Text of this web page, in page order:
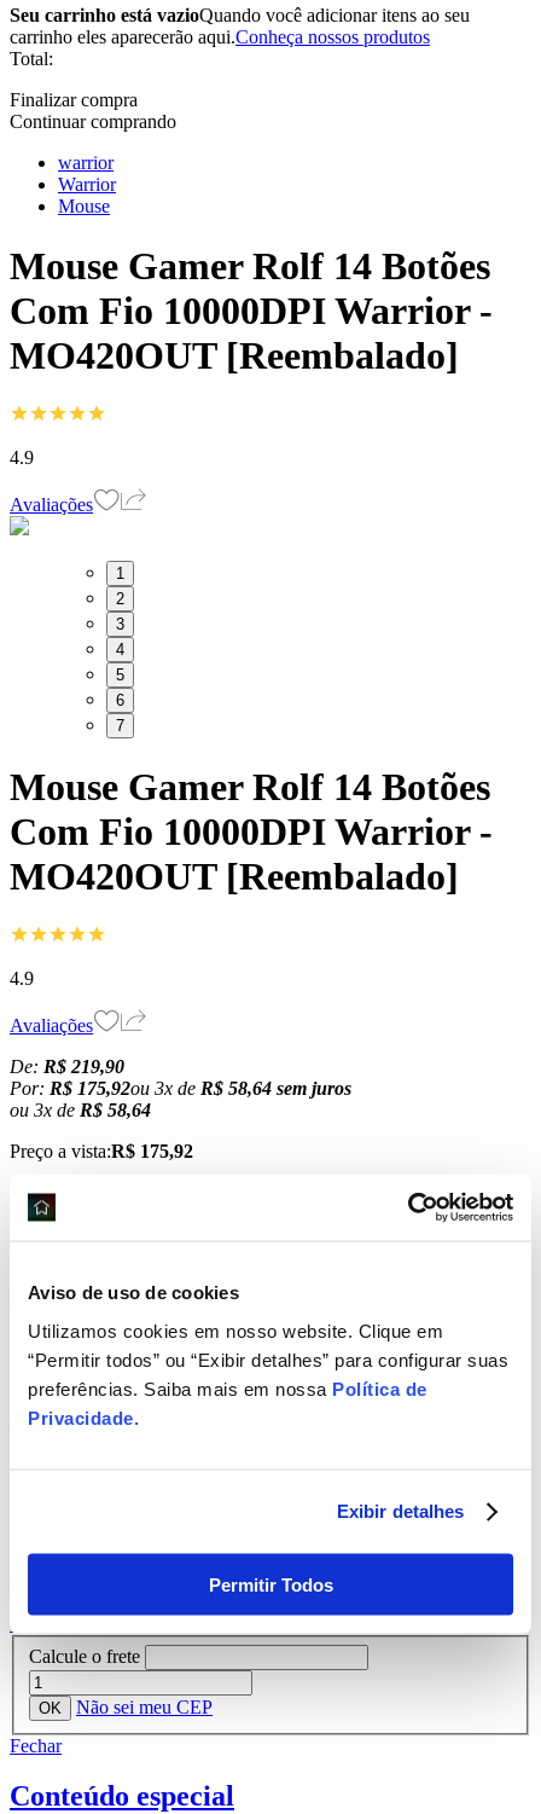
Aviso de uso de cookies
Utilizamos cookies em nosso website. Clique em
“Permitir todos” ou “Exibir detalhes” para configurar suas
preferências. Saiba mais em nossa Política de
Privacidade
Exibir detalhes
Permitir Todos
Seu carrinho está vazioQuando você adicionar itens ao seu
carrinho eles aparecerão aqui.Conheça nossos produtos
Total:
Finalizar compra
Continuar comprando
warrior
Warrior
Mouse
Mouse Gamer Rolf 14 Botões
Com Fio 10000DPI Warrior -
MO420OUT [Reembalado]
4.9
Avaliações
1
2
3
4
5
6
7
Mouse Gamer Rolf 14 Botões
Com Fio 10000DPI Warrior -
MO420OUT [Reembalado]
4.9
Avaliações
De: R$ 219,90
Por: R$ 175,92ou 3x de R$ 58,64 sem juros
ou 3x de R$ 58,64
Preço a vista:R$ 175,92
Economia de
Opções de pagamento
Adicionar ao carrinho
Não sei meu CEP Consultar
Consulte frete e prazos de entrega
Consultar
Não sei meu CEP
Calcule o frete
Não sei meu CEP
Fechar
Conteúdo especial